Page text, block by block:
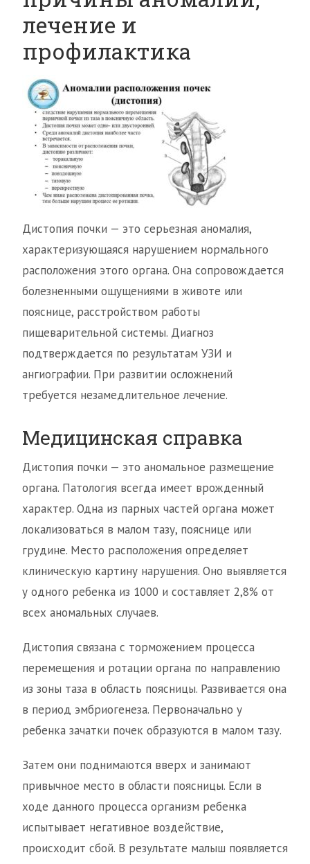
лечение и
профилактика
Дистопия почки — это серьезная аномалия,
характеризующаяся нарушением нормального
расположения этого органа. Она сопровождается
болезненными ощущениями в животе или
пояснице, расстройством работы
пищеварительной системы. Диагноз
подтверждается по результатам УЗИ и
ангиографии. При развитии осложнений
требуется незамедлительное лечение.
Медицинская справка
Дистопия почки — это аномальное размещение
органа. Патология всегда имеет врожденный
характер. Одна из парных частей органа может
локализоваться в малом тазу, пояснице или
грудине. Место расположения определяет
клиническую картину нарушения. Оно выявляется
у одного ребенка из 1000 и составляет 2,8% от
всех аномальных случаев.
Дистопия связана с торможением процесса
перемещения и ротации органа по направлению
из зоны таза в область поясницы. Развивается она
в период эмбриогенеза. Первоначально у
ребенка зачатки почек образуются в малом тазу.
Затем они поднимаются вверх и занимают
привычное место в области поясницы. Если в
ходе данного процесса организм ребенка
испытывает негативное воздействие,
происходит сбой. В результате малыш появляется